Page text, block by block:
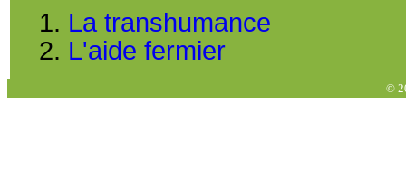
La transhumance
L'aide fermier
©